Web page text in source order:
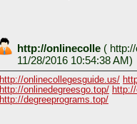
http://onlinecolle (
11/28/2016 10:54:38 AM)
http://onlinecollegesguide.us/
http://onlinedegreesgo.top/
http://degreeprograms.top/